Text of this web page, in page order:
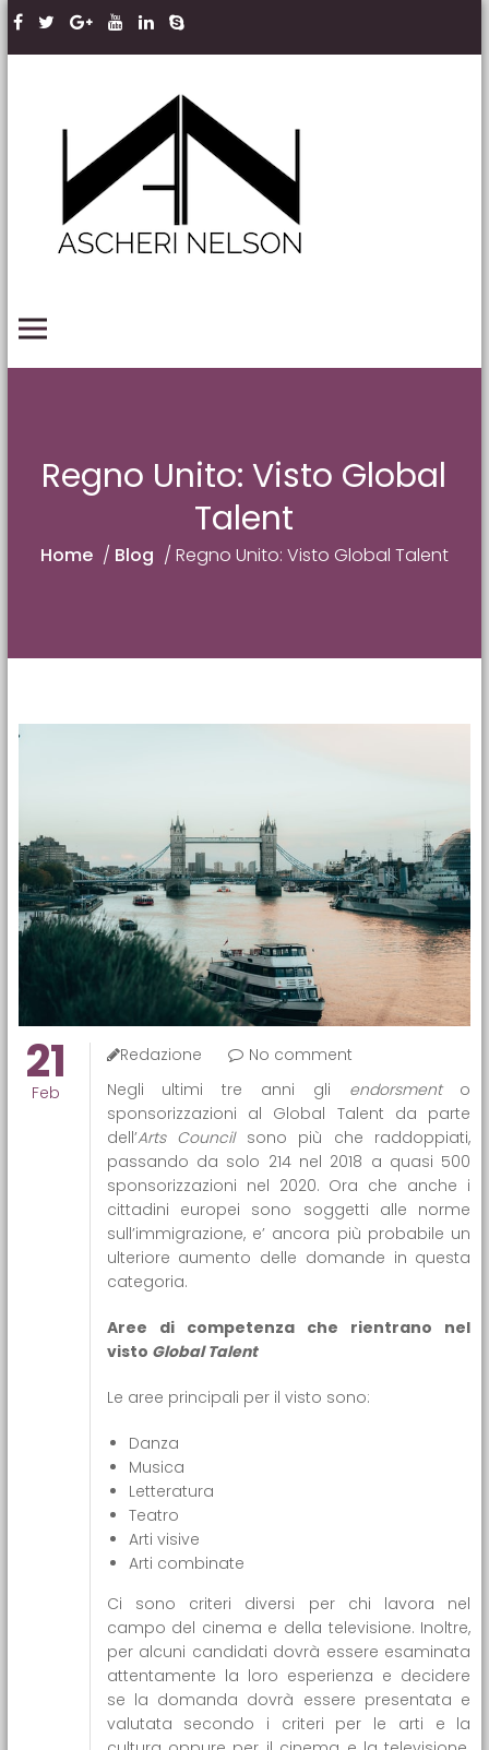
Skip to content
Regno Unito: Visto Global
Talent
Home / Blog / Regno Unito: Visto Global Talent
21
Feb
Redazione
No comment
Negli ultimi tre anni gli endorsmento
sponsorizzazioni al Global Talent da parte
dell’Arts Council sono più che raddoppiati,
passando da solo 214 nel 2018 a quasi 500
sponsorizzazioni nel 2020. Ora che anche i
cittadini europei sono soggetti alle norme
sull’immigrazione, e’ ancora più probabile un
ulteriore aumento delle domande in questa
categoria.
Aree di competenza che rientrano nel
visto Global Talent
Le aree principali per il visto sono:
Danza
Musica
Letteratura
Teatro
Arti visive
Arti combinate
Ci sono criteri diversi per chi lavora nel
campo del cinema e della televisione. Inoltre,
per alcuni candidati dovrà essere esaminata
attentamente la loro esperienza e decidere
se la domanda dovrà essere presentata e
valutata secondo i criteri per le arti e la